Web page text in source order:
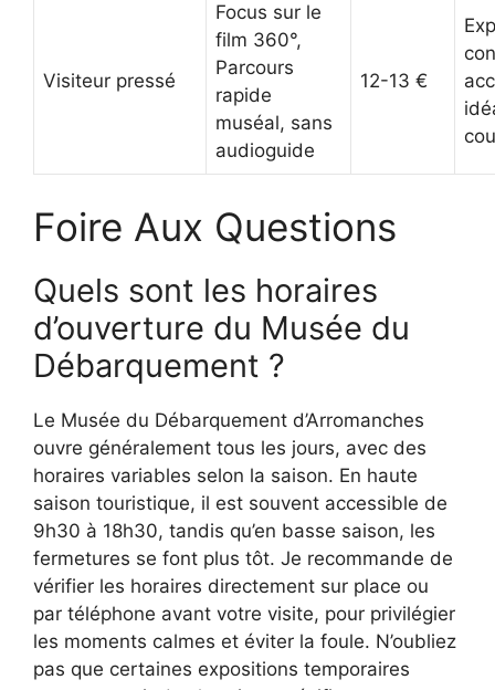
Visiteur pressé
Focus sur le
film 360°,
Parcours
rapide
muséal, sans
audioguide
12-13 €
Foire Aux Questions
Quels sont les horaires
d’ouverture du Musée du
Débarquement ?
Le Musée du Débarquement d’Arromanches
ouvre généralement tous les jours, avec des
horaires variables selon la saison. En haute
saison touristique, il est souvent accessible de
9h30 à 18h30, tandis qu’en basse saison, les
fermetures se font plus tôt. Je recommande de
vérifier les horaires directement sur place ou
par téléphone avant votre visite, pour privilégier
les moments calmes et éviter la foule. N’oubliez
pas que certaines expositions temporaires